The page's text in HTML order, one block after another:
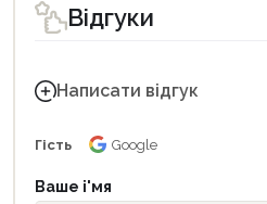
Відгуки
Написати відгук
Гість Google
Ваше і'мя